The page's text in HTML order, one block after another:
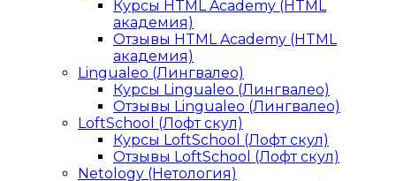
Курсы HTML Academy (HTML
академия)
Отзывы HTML Academy (HTML
академия)
Lingualeo (Лингвалео)
Курсы Lingualeo (Лингвалео)
Отзывы Lingualeo (Лингвалео)
LoftSchool (Лофт скул)
Курсы LoftSchool (Лофт скул)
Отзывы LoftSchool (Лофт скул)
Netology (Нетология)